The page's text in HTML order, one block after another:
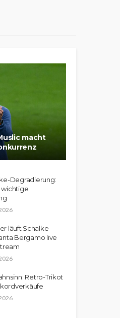
macht
Degradierung:
wichtige
läuft Schalke
Bergamo live
Retro-Trikot